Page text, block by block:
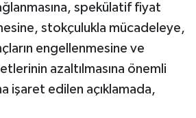
spekülatif fiyat
stokçulukla mücadeleye,
engellenmesine ve
azaltılmasına önemli
işaret edilen açıklamada,